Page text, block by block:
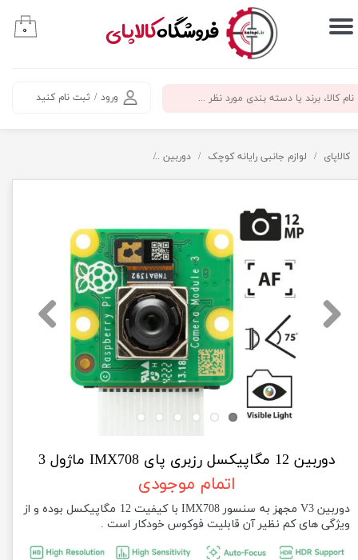
​فروشگاهکالاپای
ورود / ثبت نام کنید
حساب کاربری من
سفارشات
۰
کالاپای لوازم جانبی رایانه کوچک دوربین
دوربین 12 مگاپیکسل رزبری پای IMX708 ماژول 3
اتمام موجودی
دوربین V3 مجهز به سنسور IMX708 با کیفیت 12 مگاپیکسل بوده و از
ویژگی های کم نظیر آن قابلیت فوکوس خودکار است .